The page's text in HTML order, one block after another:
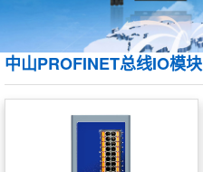
中山PROFINET总线IO模块